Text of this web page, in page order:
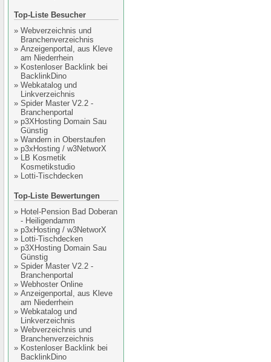
Top-Liste Besucher
» Webverzeichnis und
Branchenverzeichnis
» Anzeigenportal, aus Kleve
am Niederrhein
» Kostenloser Backlink bei
BacklinkDino
» Webkatalog und
Linkverzeichnis
» Spider Master V2.2 -
Branchenportal
» p3XHosting Domain Sau
Günstig
» Wandern in Oberstaufen
» p3xHosting / w3NetworX
» LB Kosmetik
Kosmetikstudio
» Lotti-Tischdecken
Top-Liste Bewertungen
» Hotel-Pension Bad Doberan
- Heiligendamm
» p3xHosting / w3NetworX
» Lotti-Tischdecken
» p3XHosting Domain Sau
Günstig
» Spider Master V2.2 -
Branchenportal
» Webhoster Online
» Anzeigenportal, aus Kleve
am Niederrhein
» Webkatalog und
Linkverzeichnis
» Webverzeichnis und
Branchenverzeichnis
» Kostenloser Backlink bei
BacklinkDino